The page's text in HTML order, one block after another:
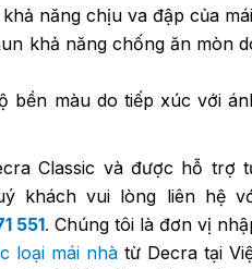
năng chịu va đập của mái
khả năng chống ăn mòn
bền màu do tiếp xúc với
Classic và được hỗ trợ
khách vui lòng liên hệ
551. Chúng tôi là đơn vị
loại mái nhà từ Decra tại